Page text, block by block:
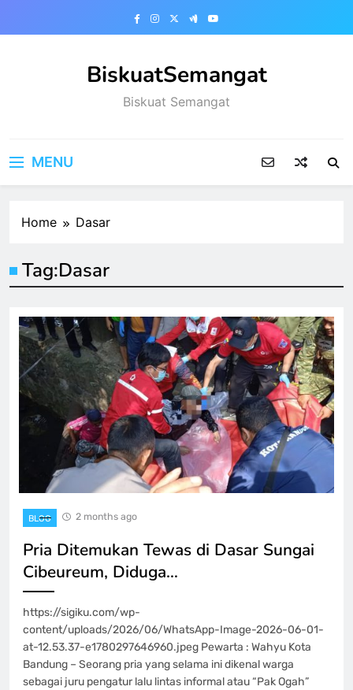
BiskuatSemangat
Biskuat Semangat
MENU
Home Dasar
Tag:Dasar
BLOG 2 months ago
Pria Ditemukan Tewas di Dasar Sungai
Cibeureum, Diduga…
https://sigiku.com/wp-
content/uploads/2026/06/WhatsApp-Image-2026-06-01-
at-12.53.37-e1780297646960.jpeg Pewarta : Wahyu Kota
Bandung – Seorang pria yang selama ini dikenal warga
sebagai juru pengatur lalu lintas informal atau “Pak Ogah”